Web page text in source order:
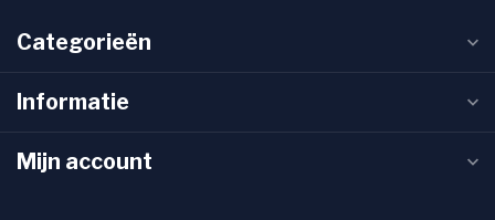
Categorieën
Informatie
Mijn account